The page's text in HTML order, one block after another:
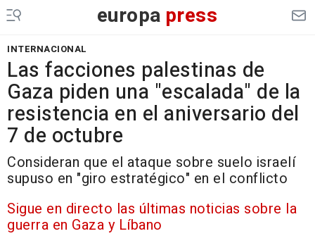
europa press
INTERNACIONAL
Las facciones palestinas de
Gaza piden una "escalada" de la
resistencia en el aniversario del
7 de octubre
Consideran que el ataque sobre suelo israelí
supuso en "giro estratégico" en el conflicto
Sigue en directo las últimas noticias sobre la
guerra en Gaza y Líbano